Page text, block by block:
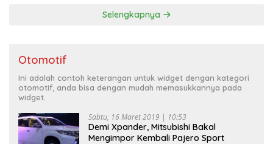
Selengkapnya
Otomotif
Ini adalah contoh keterangan untuk widget dengan kategori
otomotif, anda bisa dengan mudah memasukkannya pada
widget.
Sabtu, 16 Maret 2019 | 10:53
Demi Xpander, Mitsubishi Bakal
Mengimpor Kembali Pajero Sport